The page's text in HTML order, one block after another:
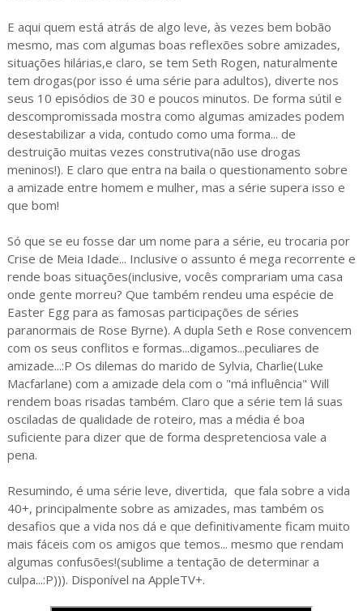
E aqui quem está atrás de algo leve, às vezes bem bobão
mesmo, mas com algumas boas reflexões sobre amizades,
situações hilárias,e claro, se tem Seth Rogen, naturalmente
tem drogas(por isso é uma série para adultos), diverte nos
seus 10 episódios de 30 e poucos minutos. De forma sútil e
descompromissada mostra como algumas amizades podem
desestabilizar a vida, contudo como uma forma... de
destruição muitas vezes construtiva(não use drogas
meninos!). E claro que entra na baila o questionamento sobre
a amizade entre homem e mulher, mas a série supera isso e
que bom!
Só que se eu fosse dar um nome para a série, eu trocaria por
Crise de Meia Idade... Inclusive o assunto é mega recorrente e
rende boas situações(inclusive, vocês comprariam uma casa
onde gente morreu? Que também rendeu uma espécie de
Easter Egg para as famosas participações de séries
paranormais de Rose Byrne). A dupla Seth e Rose convencem
com os seus conflitos e formas...digamos...peculiares de
amizade...:P Os dilemas do marido de Sylvia, Charlie(Luke
Macfarlane) com a amizade dela com o "má influência" Will
rendem boas risadas também. Claro que a série tem lá suas
osciladas de qualidade de roteiro, mas a média é boa
suficiente para dizer que de forma despretenciosa vale a
pena.
Resumindo, é uma série leve, divertida, que fala sobre a vida
40+, principalmente sobre as amizades, mas também os
desafios que a vida nos dá e que definitivamente ficam muito
mais fáceis com os amigos que temos... mesmo que rendam
algumas confusões!(sublime a tentação de determinar a
culpa...:P))). Disponível na AppleTV+.